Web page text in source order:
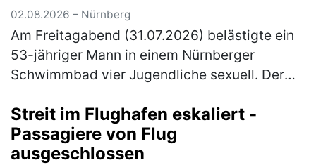
02.08.2026 – Nürnberg
Am Freitagabend (31.07.2026) belästigte ein
53-jähriger Mann in einem Nürnberger
Schwimmbad vier Jugendliche sexuell. Der
Haftbefehl gegen den Tatverdächtigen. Di…
(mehr)
Streit im Flughafen eskaliert -
Passagiere von Flug
ausgeschlossen